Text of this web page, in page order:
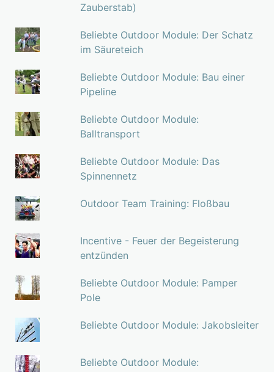
Zauberstab)
Beliebte Outdoor Module: Der Schatz
im Säureteich
Beliebte Outdoor Module: Bau einer
Pipeline
Beliebte Outdoor Module:
Balltransport
Beliebte Outdoor Module: Das
Spinnennetz
Outdoor Team Training: Floßbau
Incentive - Feuer der Begeisterung
entzünden
Beliebte Outdoor Module: Pamper
Pole
Beliebte Outdoor Module: Jakobsleiter
Beliebte Outdoor Module: